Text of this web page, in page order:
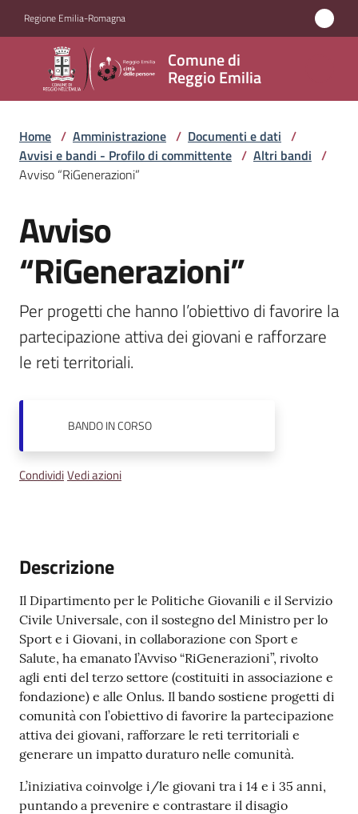
Regione Emilia-Romagna
Comune di
Reggio Emilia
Comune
di
Reggio
Emilia
Menu selezionato
Servizi
Novità
Vivere
Reggio
Emilia
Tutti
gli
u
i
s
m
o
E
v
e
n
t
i
Home / Amministrazione / Documenti e dati /
Avvisi e bandi - Profilo di committente / Altri bandi /
Avviso “RiGenerazioni”
Salta al contenuto
Avviso
“RiGenerazioni”
Per progetti che hanno l’obiettivo di favorire la
partecipazione attiva dei giovani e rafforzare
le reti territoriali.
BANDOIN CORSO
CondividiVedi azioni
Descrizione
Il Dipartimento per le Politiche Giovanili e il Servizio
Civile Universale, con il sostegno del Ministro per lo
Sport e i Giovani, in collaborazione con Sport e
Salute, ha emanato l’Avviso “RiGenerazioni”, rivolto
agli enti del terzo settore (costituiti in associazione e
fondazione) e alle Onlus. Il bando sostiene progetti di
comunità con l’obiettivo di favorire la partecipazione
attiva dei giovani, rafforzare le reti territoriali e
generare un impatto duraturo nelle comunità.
L’iniziativa coinvolge i/le giovani tra i 14 e i 35 anni,
puntando a prevenire e contrastare il disagio